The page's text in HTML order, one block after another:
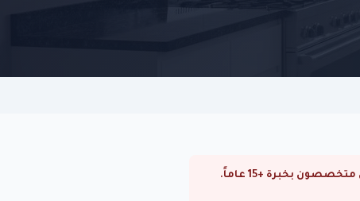
⚠ صيانة ميكروويف يونيفرسال في الشيخ زايد. صيانة ميكروويف يونيفرسال في القاهرة والجيزة. فنيون متخصصون بخبرة +15 عاماً.